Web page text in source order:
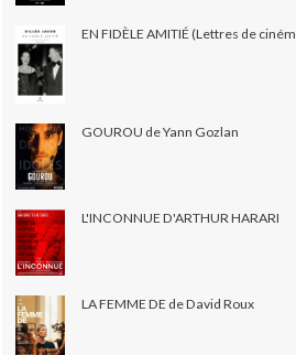
EN FIDÈLE AMITIÉ (Lettres de
GOUROU de Yann Gozlan
L'INCONNUE D'ARTHUR HARARI
LA FEMME DE de David Roux